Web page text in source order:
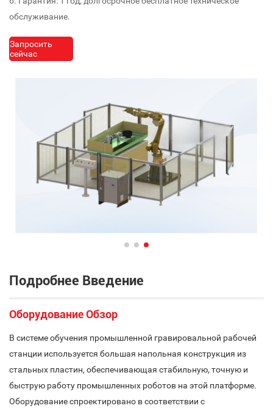
обслуживание.
Запросить
сейчас
Подробнее Введение
Оборудование Обзор
В системе обучения промышленной гравировальной рабочей
станции используется большая напольная конструкция из
стальных пластин, обеспечивающая стабильную, точную и
быструю работу промышленных роботов на этой платформе.
Оборудование спроектировано в соответствии с